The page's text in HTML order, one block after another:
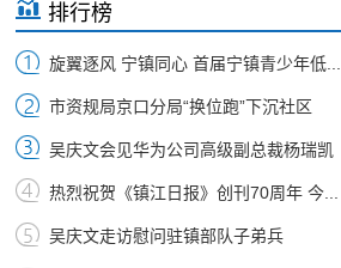
排行榜
旋翼逐风 宁镇同心 首届宁镇青少年低...
市资规局京口分局“换位跑”下沉社区
吴庆文会见华为公司高级副总裁杨瑞凯
热烈祝贺《镇江日报》创刊70周年 今...
吴庆文走访慰问驻镇部队子弟兵